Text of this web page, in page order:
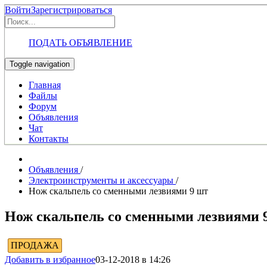
ВойтиЗарегистрироваться
ПОДАТЬ ОБЪЯВЛЕНИЕ
Toggle navigation
Главная
Файлы
Форум
Объявления
Чат
Контакты
Объявления /
Электроинструменты и аксессуары /
Нож скальпель со сменными лезвиями 9 шт
Нож скальпель со сменными лезвиями
ПРОДАЖА
Добавить в избранное03-12-2018 в 14:26